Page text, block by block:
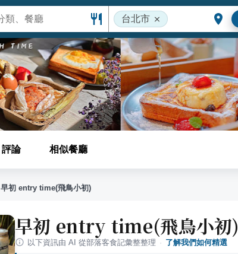
台北市
評論 相似餐廳
早初 entry time(飛鳥小初)
早初 entry time(飛鳥小初)
以下資訊由 AI 從部落客食記彙整整理 · 了解我們如何精選